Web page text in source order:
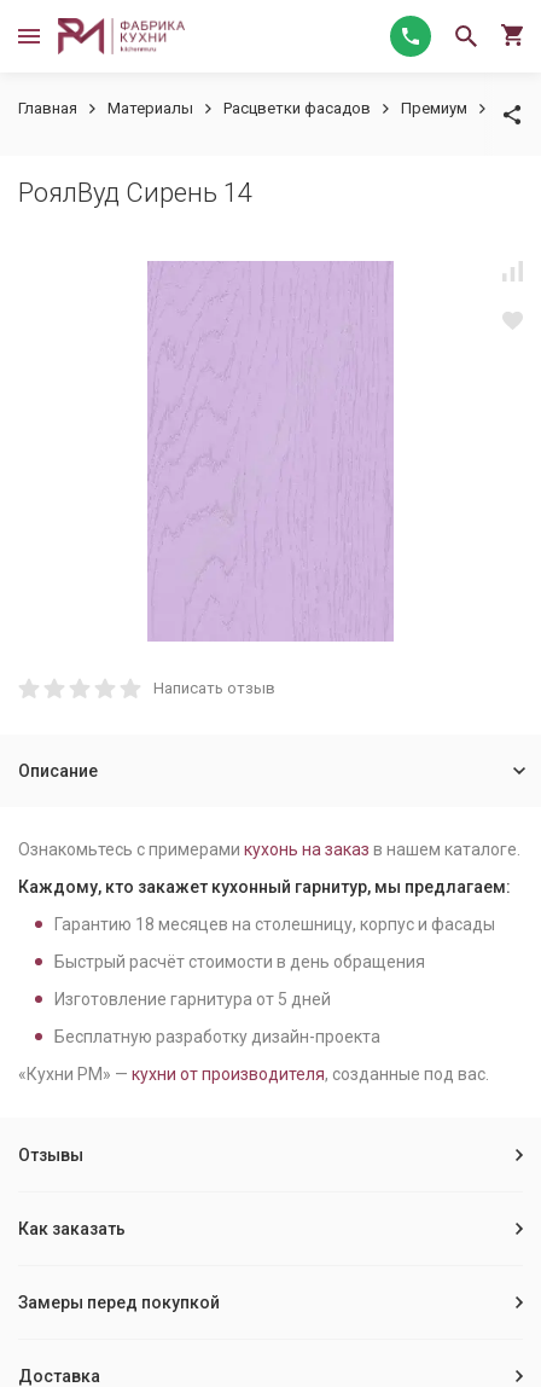
Главная Материалы Расцветки фасадов Премиум
РоялВуд Сирень 14
Написать отзыв
Описание
Ознакомьтесь с примерами кухонь на заказ в нашем каталоге.
Каждому, кто закажет кухонный гарнитур, мы предлагаем:
Гарантию 18 месяцев на столешницу, корпус и фасады
Быстрый расчёт стоимости в день обращения
Изготовление гарнитура от 5 дней
Бесплатную разработку дизайн-проекта
«Кухни РМ» — кухни от производителя, созданные под вас.
Отзывы
Как заказать
Замеры перед покупкой
Доставка